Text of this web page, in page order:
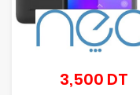
3,500 DT